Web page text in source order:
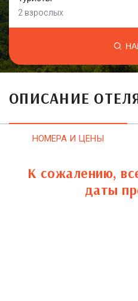
2 взрослых
ОПИСАНИЕ
НОМЕРА И ЦЕНЫ
К сожалению,
даты